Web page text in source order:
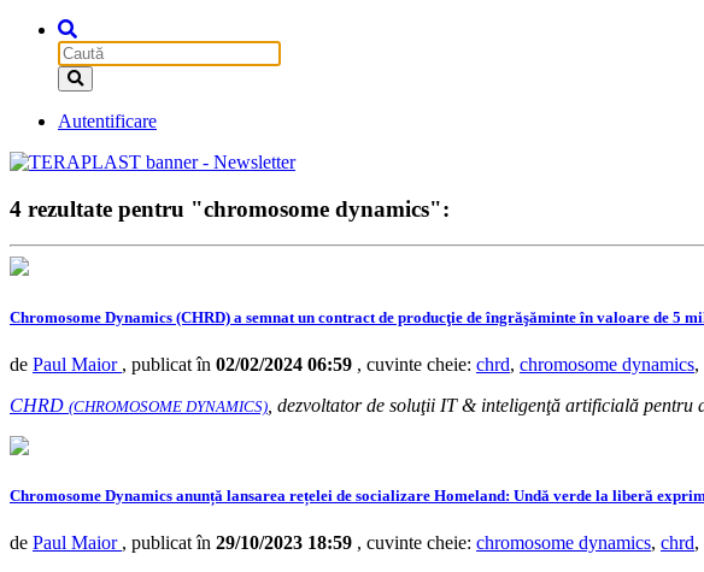
Autentificare
4 rezultate pentru "chromosome dynamics":
Chromosome Dynamics (CHRD) a semnat un contract de producţie de îngrăşăminte în valoare de 5
de Paul Maior , publicat în 02/02/2024 06:59 , cuvinte cheie: chrd, chromosome dynamics,
CHRD (CHROMOSOME DYNAMICS) , dezvoltator de soluţii IT & inteligenţă artificială pentru
Chromosome Dynamics anunță lansarea rețelei de socializare Homeland: Undă verde la liberă
de Paul Maior , publicat în 29/10/2023 18:59 , cuvinte cheie: chromosome dynamics, chrd,